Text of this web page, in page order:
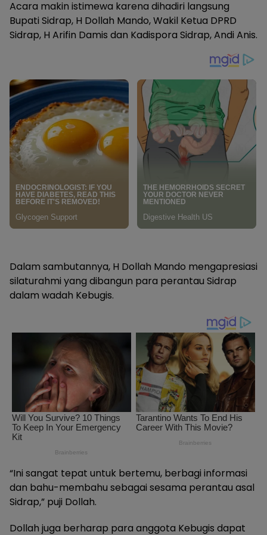
Acara makin istimewa karena dihadiri langsung
Bupati Sidrap, H Dollah Mando, Wakil Ketua DPRD
Sidrap, H Arifin Damis dan Kadispora Sidrap, Andi Anis.
Dalam sambutannya, H Dollah Mando mengapresiasi
silaturahmi yang dibangun para perantau Sidrap
dalam wadah Kebugis.
“Ini sangat tepat untuk bertemu, berbagi informasi
dan bahu-membahu sebagai sesama perantau asal
Sidrap,” puji Dollah.
Dollah juga berharap para anggota Kebugis dapat